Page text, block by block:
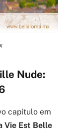
Nude:
capítulo em
Vie Est Belle